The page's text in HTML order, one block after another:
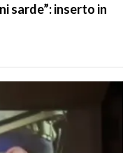
sarde”: inserto in